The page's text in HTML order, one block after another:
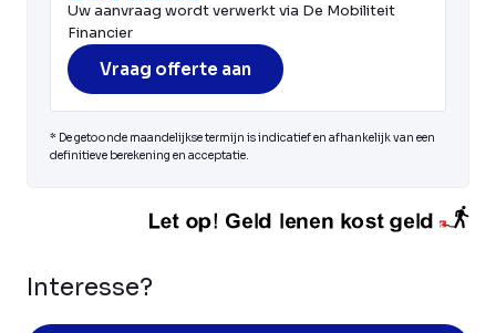
Uw aanvraag wordt verwerkt via De Mobiliteit
Financier
Vraag offerte aan
* De getoonde maandelijkse termijn is indicatief en afhankelijk van een
definitieve berekening en acceptatie.
Interesse?